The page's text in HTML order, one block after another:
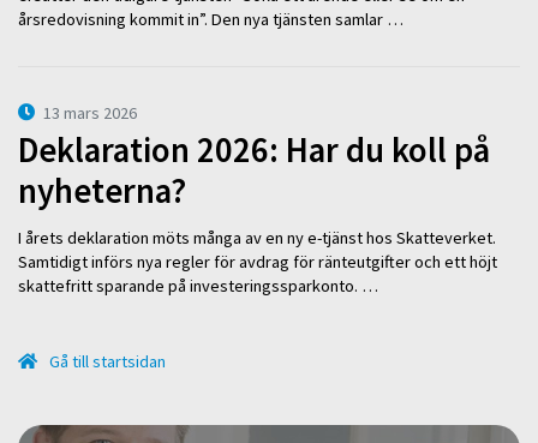
årsredovisning kommit in”. Den nya tjänsten samlar …
13 mars 2026
Deklaration 2026: Har du koll på
nyheterna?
I årets deklaration möts många av en ny e-tjänst hos Skatteverket.
Samtidigt införs nya regler för avdrag för ränteutgifter och ett höjt
skattefritt sparande på investeringssparkonto. …
Gå till startsidan